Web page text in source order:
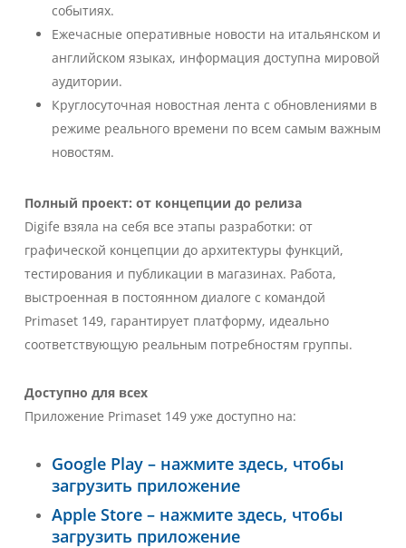
событиях.
Ежечасные оперативные новости на итальянском и
английском языках, информация доступна мировой
аудитории.
Круглосуточная новостная лента с обновлениями в
режиме реального времени по всем самым важным
новостям.
Полный проект: от концепции до релиза
Digife взяла на себя все этапы разработки: от
графической концепции до архитектуры функций,
тестирования и публикации в магазинах. Работа,
выстроенная в постоянном диалоге с командой
Primaset 149, гарантирует платформу, идеально
соответствующую реальным потребностям группы.
Доступно для всех
Приложение Primaset 149 уже доступно на:
Google Play – нажмите здесь, чтобы
загрузить приложение
Apple Store – нажмите здесь, чтобы
загрузить приложение